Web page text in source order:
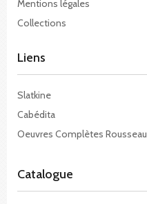
Mentions légales
Collections
Liens
Slatkine
Cabédita
Oeuvres Complètes Rousseau
Catalogue